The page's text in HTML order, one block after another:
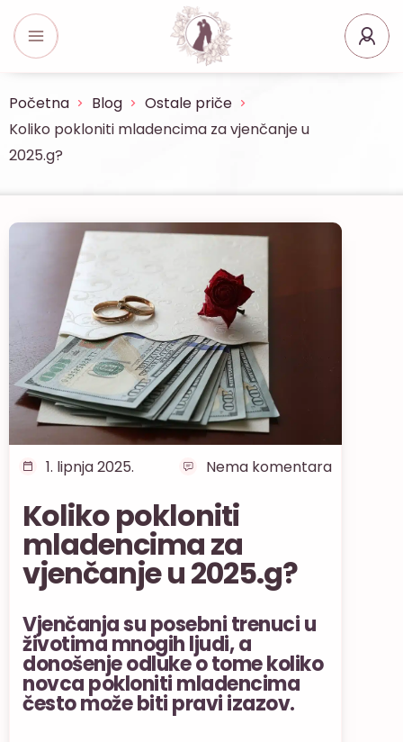
Početna Blog
Ostale priče
Koliko pokloniti mladencima za vjenčanje u
2025.g?
1. lipnja 2025. Nema komentara
Koliko pokloniti
mladencima za
vjenčanje u 2025.g?
Vjenčanja su posebni trenuci u
životima mnogih ljudi, a
donošenje odluke o tome koliko
novca pokloniti mladencima
često može biti pravi izazov.